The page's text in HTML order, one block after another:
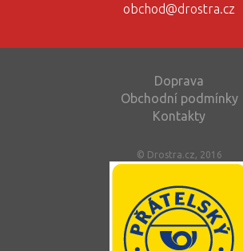
obchod@drostra.cz
Doprava
Obchodní podmínky
Kontakty
© Drostra.cz, 2016